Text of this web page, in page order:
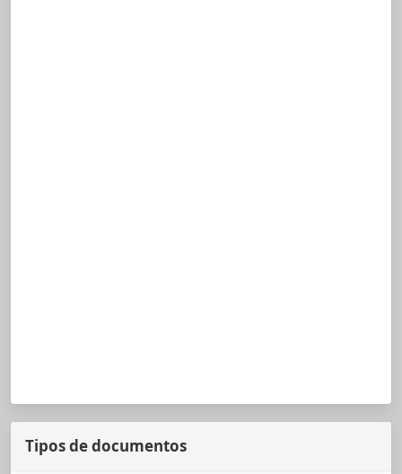
Tipos de documentos